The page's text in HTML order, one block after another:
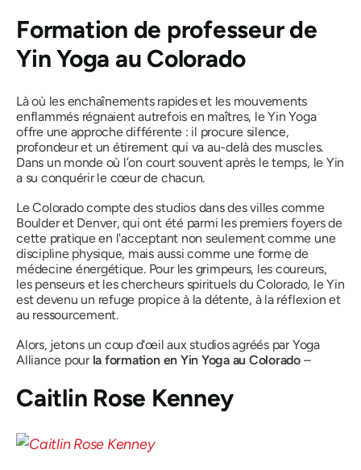
Formation de professeur de
Yin Yoga au Colorado
Là où les enchaînements rapides et les mouvements
enflammés régnaient autrefois en maîtres, le Yin Yoga
offre une approche différente : il procure silence,
profondeur et un étirement qui va au-delà des muscles.
Dans un monde où l’on court souvent après le temps, le Yin
a su conquérir le cœur de chacun.
Le Colorado compte des studios dans des villes comme
Boulder et Denver, qui ont été parmi les premiers foyers de
cette pratique en l'acceptant non seulement comme une
discipline physique, mais aussi comme une forme de
médecine énergétique. Pour les grimpeurs, les coureurs,
les penseurs et les chercheurs spirituels du Colorado, le Yin
est devenu un refuge propice à la détente, à la réflexion et
au ressourcement.
Alors, jetons un coup d'œil aux studios agréés par Yoga
Alliance pour la formation en Yin Yoga au Colorado –
Caitlin Rose Kenney